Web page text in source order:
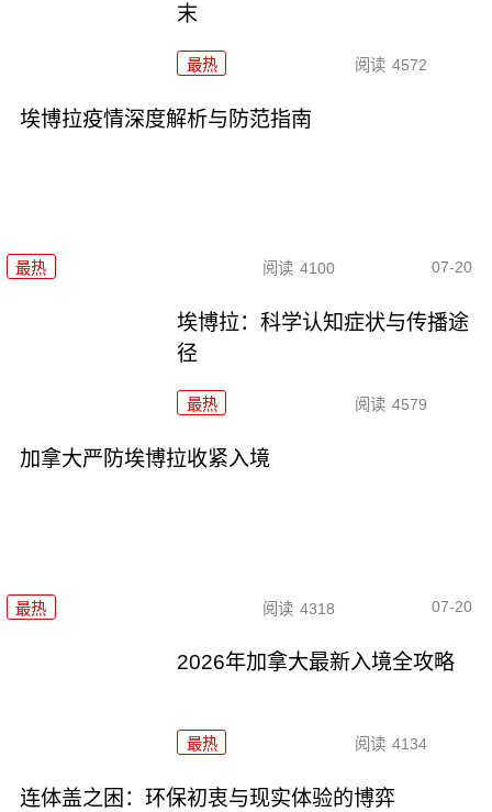
末
最热 阅读 4572
埃博拉疫情深度解析与防范指南
最热 阅读 4100 07-20
埃博拉：科学认知症状与传播途
径
最热 阅读 4579
加拿大严防埃博拉收紧入境
最热 阅读 4318 07-20
2026年加拿大最新入境全攻略
最热 阅读 4134
连体盖之困：环保初衷与现实体验的博弈